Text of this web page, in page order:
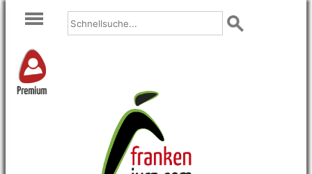
Premium